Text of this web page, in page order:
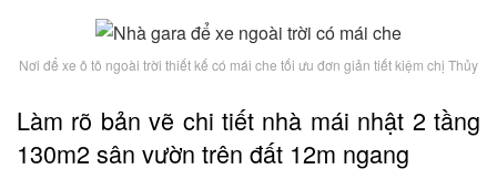
Nơi để xe ô tô ngoài trời thiết kế có mái che tối ưu đơn giản tiết kiệm chị Thủy
Làm rõ bản vẽ chi tiết nhà mái nhật 2 tầng
130m2 sân vườn trên đất 12m ngang